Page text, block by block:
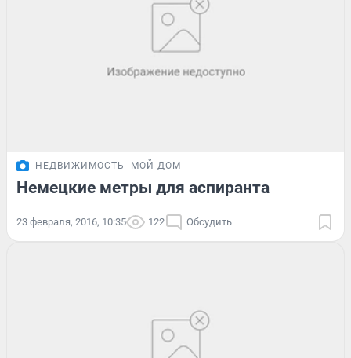
НЕДВИЖИМОСТЬ МОЙ ДОМ
Немецкие метры для аспиранта
23 февраля, 2016, 10:35 122 Обсудить